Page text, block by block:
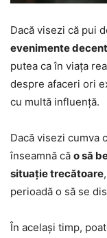
Dacă visezi că pui
evenimente
putea ca în viața
despre afaceri ori
cu multă influență.
Dacă visezi cumva
înseamnă că o să
situație trecătoare
perioadă o să se
În același timp,